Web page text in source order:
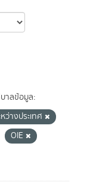
าลข้อมูล:
ว่างประเทศ
OIE